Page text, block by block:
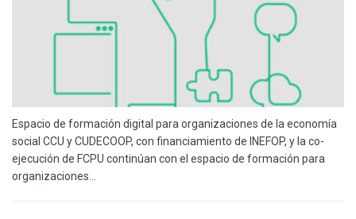
Espacio de formación digital para organizaciones de la economía
social CCU y CUDECOOP, con financiamiento de INEFOP, y la co-
ejecución de FCPU continúan con el espacio de formación para
organizaciones...